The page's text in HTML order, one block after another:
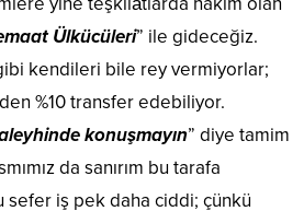
Ülkücüleri” ile gideceğiz.
kendileri bile rey vermiyorlar;
%10 transfer edebiliyor.
konuşmayın” diye tamim
da sanırım bu tarafa
sefer iş pek daha ciddi; çünkü